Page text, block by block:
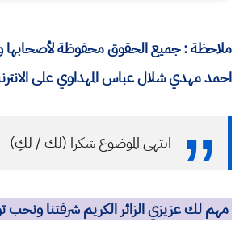
ملاحظة : جميع الحقوق محفوظة لأصحابها
احمد مهدي شلال عباس المهداوي على
انتهى الموضوع شكرا (لك / لكِ)
مهم لك عزيزي الزائر الكريم شرفتنا ونحب